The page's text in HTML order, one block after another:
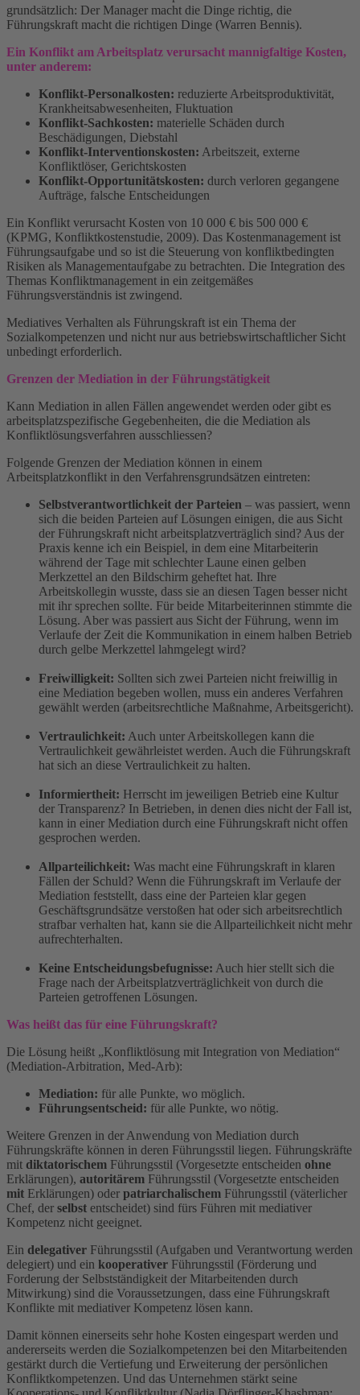
grundsätzlich: Der Manager macht die Dinge richtig, die
Führungskraft macht die richtigen Dinge (Warren Bennis).
Ein Konflikt am Arbeitsplatz verursacht mannigfaltige Kosten,
unter anderem:
Konflikt-Personalkosten: reduzierte Arbeitsproduktivität,
Krankheitsabwesenheiten, Fluktuation
Konflikt-Sachkosten: materielle Schäden durch
Beschädigungen, Diebstahl
Konflikt-Interventionskosten: Arbeitszeit, externe
Konfliktlöser, Gerichtskosten
Konflikt-Opportunitätskosten: durch verloren gegangene
Aufträge, falsche Entscheidungen
Ein Konflikt verursacht Kosten von 10 000 € bis 500 000 €
(KPMG, Konfliktkostenstudie, 2009). Das Kostenmanagement ist
Führungsaufgabe und so ist die Steuerung von konfliktbedingten
Risiken als Managementaufgabe zu betrachten. Die Integration des
Themas Konfliktmanagement in ein zeitgemäßes
Führungsverständnis ist zwingend.
Mediatives Verhalten als Führungskraft ist ein Thema der
Sozialkompetenzen und nicht nur aus betriebswirtschaftlicher Sicht
unbedingt erforderlich.
Grenzen der Mediation in der Führungstätigkeit
Kann Mediation in allen Fällen angewendet werden oder gibt es
arbeitsplatzspezifische Gegebenheiten, die die Mediation als
Konfliktlösungsverfahren ausschliessen?
Folgende Grenzen der Mediation können in einem
Arbeitsplatzkonflikt in den Verfahrensgrundsätzen eintreten:
Selbstverantwortlichkeit der Parteien – was passiert, wenn
sich die beiden Parteien auf Lösungen einigen, die aus Sicht
der Führungskraft nicht arbeitsplatzverträglich sind? Aus der
Praxis kenne ich ein Beispiel, in dem eine Mitarbeiterin
während der Tage mit schlechter Laune einen gelben
Merkzettel an den Bildschirm geheftet hat. Ihre
Arbeitskollegin wusste, dass sie an diesen Tagen besser nicht
mit ihr sprechen sollte. Für beide Mitarbeiterinnen stimmte die
Lösung. Aber was passiert aus Sicht der Führung, wenn im
Verlaufe der Zeit die Kommunikation in einem halben Betrieb
durch gelbe Merkzettel lahmgelegt wird?
Freiwilligkeit: Sollten sich zwei Parteien nicht freiwillig in
eine Mediation begeben wollen, muss ein anderes Verfahren
gewählt werden (arbeitsrechtliche Maßnahme, Arbeitsgericht).
Vertraulichkeit: Auch unter Arbeitskollegen kann die
Vertraulichkeit gewährleistet werden. Auch die Führungskraft
hat sich an diese Vertraulichkeit zu halten.
Informiertheit: Herrscht im jeweiligen Betrieb eine Kultur
der Transparenz? In Betrieben, in denen dies nicht der Fall ist,
kann in einer Mediation durch eine Führungskraft nicht offen
gesprochen werden.
Allparteilichkeit: Was macht eine Führungskraft in klaren
Fällen der Schuld? Wenn die Führungskraft im Verlaufe der
Mediation feststellt, dass eine der Parteien klar gegen
Geschäftsgrundsätze verstoßen hat oder sich arbeitsrechtlich
strafbar verhalten hat, kann sie die Allparteilichkeit nicht mehr
aufrechterhalten.
Keine Entscheidungsbefugnisse: Auch hier stellt sich die
Frage nach der Arbeitsplatzverträglichkeit von durch die
Parteien getroffenen Lösungen.
Was heißt das für eine Führungskraft?
Die Lösung heißt „Konfliktlösung mit Integration von Mediation“
(Mediation-Arbitration, Med-Arb):
Mediation: für alle Punkte, wo möglich.
Führungsentscheid: für alle Punkte, wo nötig.
Weitere Grenzen in der Anwendung von Mediation durch
Führungskräfte können in deren Führungsstil liegen. Führungskräfte
mit diktatorischem Führungsstil (Vorgesetzte entscheiden ohne
Erklärungen), autoritärem Führungsstil (Vorgesetzte entscheiden
mit Erklärungen) oder patriarchalischem Führungsstil (väterlicher
Chef, der selbst entscheidet) sind fürs Führen mit mediativer
Kompetenz nicht geeignet.
Ein delegativer Führungsstil (Aufgaben und Verantwortung werden
delegiert) und ein kooperativer Führungsstil (Förderung und
Forderung der Selbstständigkeit der Mitarbeitenden durch
Mitwirkung) sind die Voraussetzungen, dass eine Führungskraft
Konflikte mit mediativer Kompetenz lösen kann.
Damit können einerseits sehr hohe Kosten eingespart werden und
andererseits werden die Sozialkompetenzen bei den Mitarbeitenden
gestärkt durch die Vertiefung und Erweiterung der persönlichen
Konfliktkompetenzen. Und das Unternehmen stärkt seine